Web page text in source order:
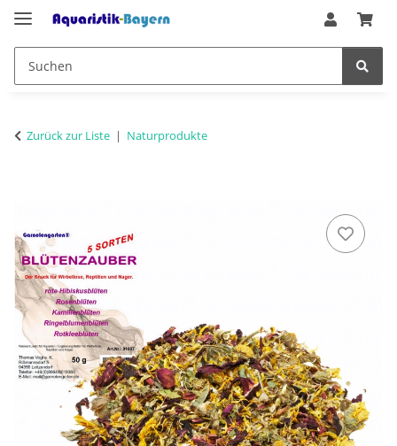
Zurück zur Liste Naturprodukte